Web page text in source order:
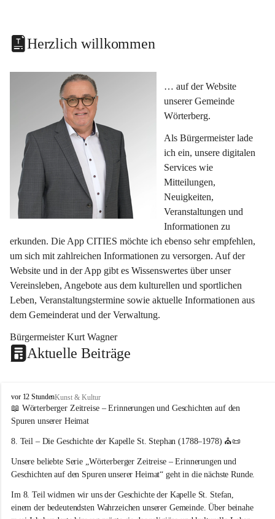
Herzlich willkommen
… auf der Website
unserer Gemeinde
Wörterberg.
Als Bürgermeister lade
ich ein, unsere digitalen
Services wie
Mitteilungen,
Neuigkeiten,
Veranstaltungen und
Informationen zu
erkunden. Die App CITIES möchte ich ebenso sehr empfehlen,
um sich mit zahlreichen Informationen zu versorgen. Auf der
Website und in der App gibt es Wissenswertes über unser
Vereinsleben, Angebote aus dem kulturellen und sportlichen
Leben, Veranstaltungstermine sowie aktuelle Informationen aus
dem Gemeinderat und der Verwaltung.
Bürgermeister Kurt Wagner
Aktuelle Beiträge
W
ö
r
e
b
e
g
vor 12 StundenKunst & Kultur
📖 Wörterberger Zeitreise – Erinnerungen und Geschichten auf den
Spuren unserer Heimat
8. Teil – Die Geschichte der Kapelle St. Stephan (1788–1978) ⛪📜
Unsere beliebte Serie „Wörterberger Zeitreise – Erinnerungen und
Geschichten auf den Spuren unserer Heimat“ geht in die nächste Runde.
Im 8. Teil widmen wir uns der Geschichte der Kapelle St. Stefan,
einem der bedeutendsten Wahrzeichen unserer Gemeinde. Über beinahe